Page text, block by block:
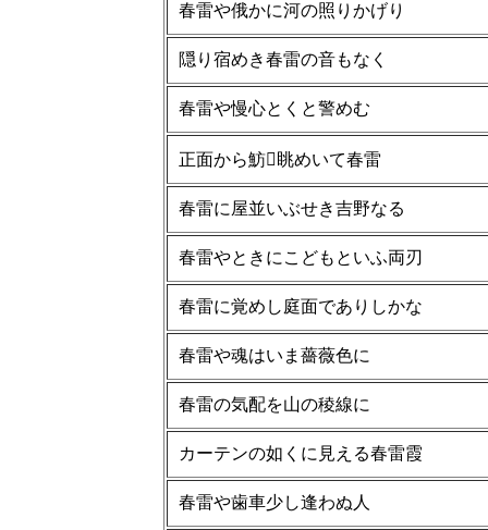
春雷や俄かに河の照りかげり
隠り宿めき春雷の音もなく
春雷や慢心とくと警めむ
正面から魴眺めいて春雷
春雷に屋並いぶせき吉野なる
春雷やときにこどもといふ両刃
春雷に覚めし庭面でありしかな
春雷や魂はいま薔薇色に
春雷の気配を山の稜線に
カーテンの如くに見える春雷霞
春雷や歯車少し逢わぬ人